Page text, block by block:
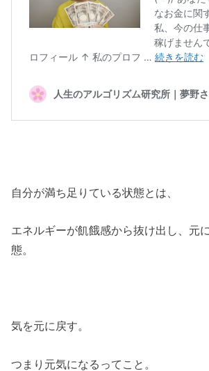
自分が満ち足りている状態とは、
エネルギーが飢餓感から抜け出し、元
態。
気を元に戻す。
つまり元気になるってこと。